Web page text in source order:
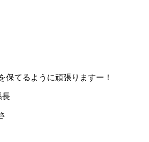
保てるように頑張りますー！
長